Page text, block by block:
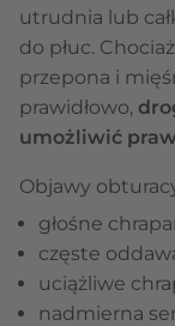
utrudnia lub
do płuc.
przepona i
prawidłowo,
umożliwić
Objawy
głośne
częste
uciążliwe
nadmierna